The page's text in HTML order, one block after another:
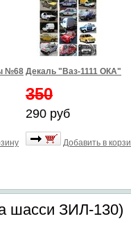
№68 Декаль "Ваз-1111 ОКА"
350
290 руб
Добавить в
шасси ЗИЛ-130)